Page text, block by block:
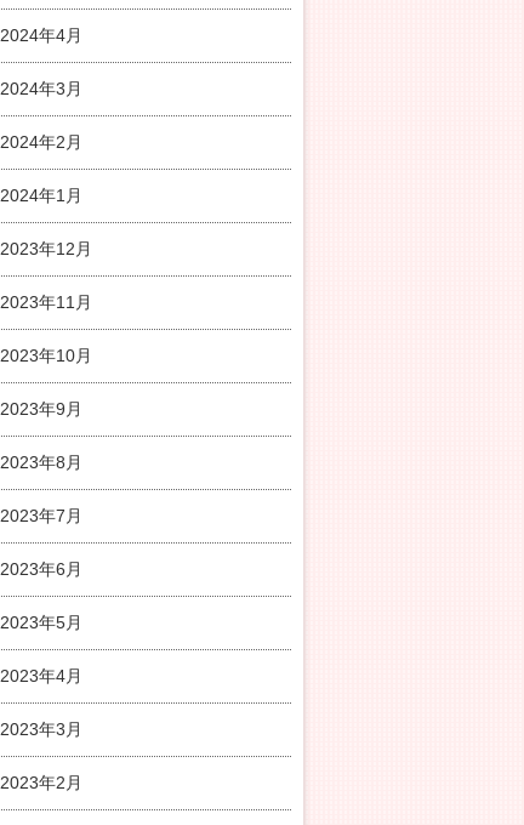
2024年4月
2024年3月
2024年2月
2024年1月
2023年12月
2023年11月
2023年10月
2023年9月
2023年8月
2023年7月
2023年6月
2023年5月
2023年4月
2023年3月
2023年2月